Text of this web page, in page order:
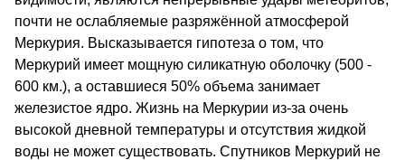
почти не ослабляемые разряжённой атмосферой
Меркурия. Высказывается гипотеза о том, что
Меркурий имеет мощную силикатную оболочку (500 -
600 км.), а оставшиеся 50% объема занимает
железистое ядро. Жизнь на Меркурии из-за очень
высокой дневной температуры и отсутствия жидкой
воды не может существовать. Спутников Меркурий не